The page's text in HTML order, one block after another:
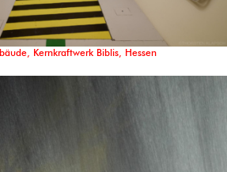
Kernkraftwerk Biblis, Hessen